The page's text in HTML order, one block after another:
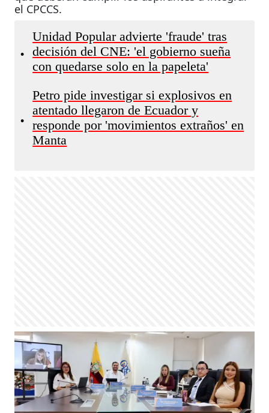
el CPCCS.
•
Unidad Popular advierte 'fraude' tras
decisión del CNE: 'el gobierno sueña
con quedarse solo en la papeleta'
•
Petro pide investigar si explosivos en
atentado llegaron de Ecuador y
responde por 'movimientos extraños' en
Manta